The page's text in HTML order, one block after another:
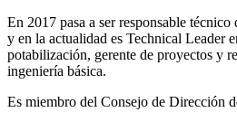
En 2017 pasa a ser responsable
y en la actualidad es Technical Leader
potabilización, gerente de proyectos y
ingeniería básica.
Es miembro del Consejo de Dirección